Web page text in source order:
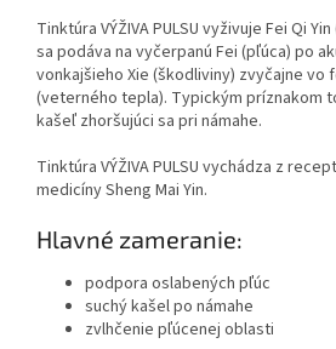
Tinktúra VÝŽIVA PULSU vyživuje Fei Qi
sa podáva na vyčerpanú Fei (pľúca) po
vonkajšieho Xie (škodliviny) zvyčajne vo
(veterného tepla). Typickým príznakom
kašeľ zhoršujúci sa pri námahe.
Tinktúra VÝŽIVA PULSU vychádza z
medicíny Sheng Mai Yin.
Hlavné zameranie:
podpora oslabených pľúc
suchý kašel po námahe
zvlhčenie pľúcenej oblasti